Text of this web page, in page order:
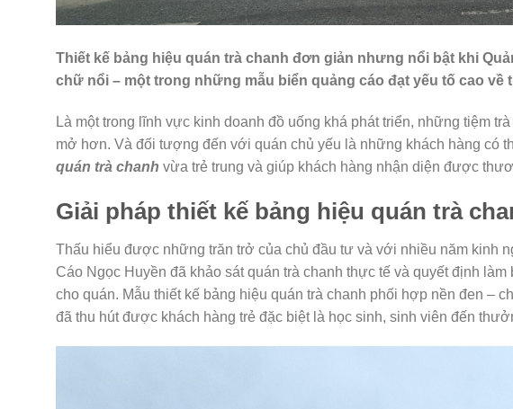
Thiết kế bảng hiệu quán trà chanh đơn giản nhưng nổi bật khi
chữ nổi – một trong những mẫu biển quảng cáo đạt yếu tố cao
Là một trong lĩnh vực kinh doanh đồ uống khá phát triển, những tiệm
mở hơn. Và đối tượng đến với quán chủ yếu là những khách hàng có
quán trà chanh vừa trẻ trung và giúp khách hàng nhận diện được
Giải pháp thiết kế bảng hiệu quán trà
Thấu hiểu được những trăn trở của chủ đầu tư và với nhiều năm kinh
Cáo Ngọc Huyền đã khảo sát quán trà chanh thực tế và quyết định
cho quán. Mẫu thiết kế bảng hiệu quán trà chanh phối hợp nền đen –
đã thu hút được khách hàng trẻ đặc biệt là học sinh, sinh viên đến